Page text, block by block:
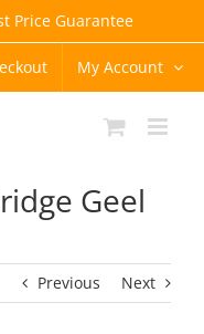
Price Guarantee
My Account
Geel
Previous Next